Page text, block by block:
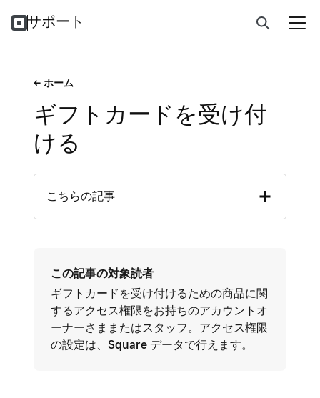
サポート
ホーム
ギフトカードを受け付
ける
こちらの記事
この記事の対象読者
ギフトカードを受け付けるための商品に関
するアクセス権限をお持ちのアカウントオ
ーナーさままたはスタッフ。アクセス権限
の設定は、 Square データで行えます。